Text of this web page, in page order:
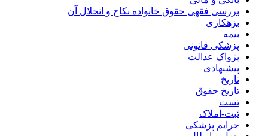
بررسی فقهی حقوق خانواده نکاح و انحلال آن
بزهکاری
بیمه
پزشکی قانونی
پژواک عدالت
پیشنهادی
تاریخ
تاریخ حقوق
تست
ثبت-املاک
جرایم پزشکی